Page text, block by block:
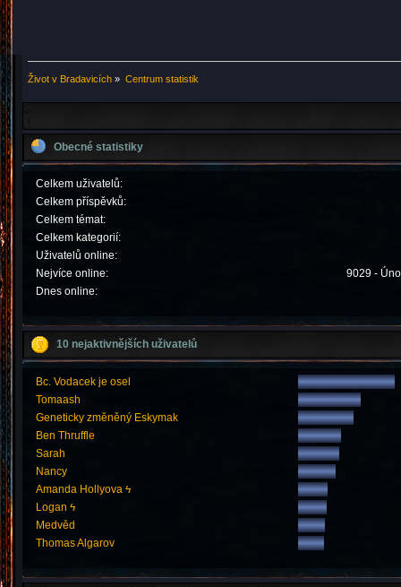
Život v Bradavicích » Centrum statistik
Obecné statistiky
Celkem uživatelů:
Celkem příspěvků:
Celkem témat:
Celkem kategorií:
Uživatelů online:
Nejvíce online:
9029 -
Dnes online:
10 nejaktivnějších uživatelů
Bc. Vodacek je osel
Tomaash
Geneticky změněný Eskymak
Ben Thruffle
Sarah
Nancy
Amanda Hollyova ϟ
Logan ϟ
Medvěd
Thomas Algarov